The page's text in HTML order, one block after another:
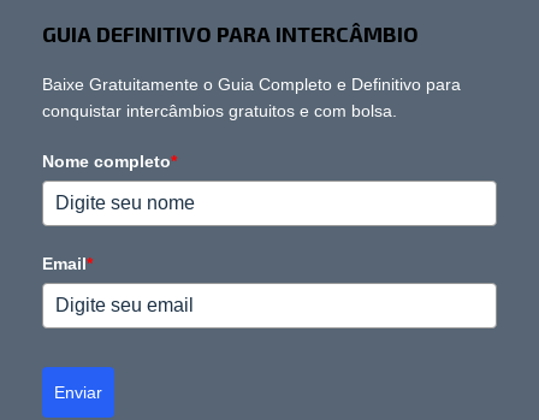
GUIA DEFINITIVO PARA INTERCÂMBIO
Baixe Gratuitamente o Guia Completo e Definitivo para
conquistar intercâmbios gratuitos e com bolsa.
Nome completo*
Email*
Enviar